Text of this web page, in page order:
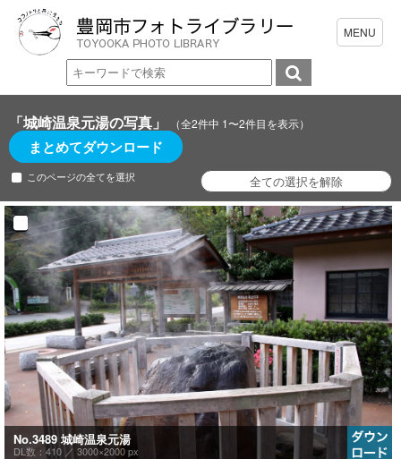
「城崎温泉元湯の写真」 （全2件中 1〜2件目を表示）
まとめてダウンロード
このページの全てを選択
No.3489 城崎温泉元湯
DL数：410 ／ 3000×2000 px